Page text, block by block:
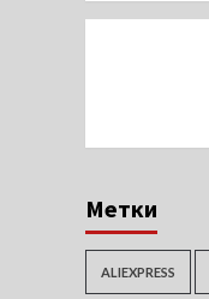
Метки
ALIEXPRESS